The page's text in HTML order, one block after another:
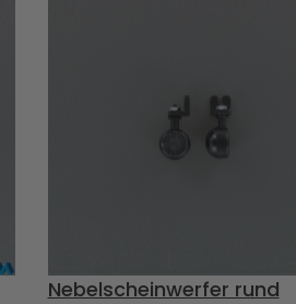
Nebelscheinwerfer rund